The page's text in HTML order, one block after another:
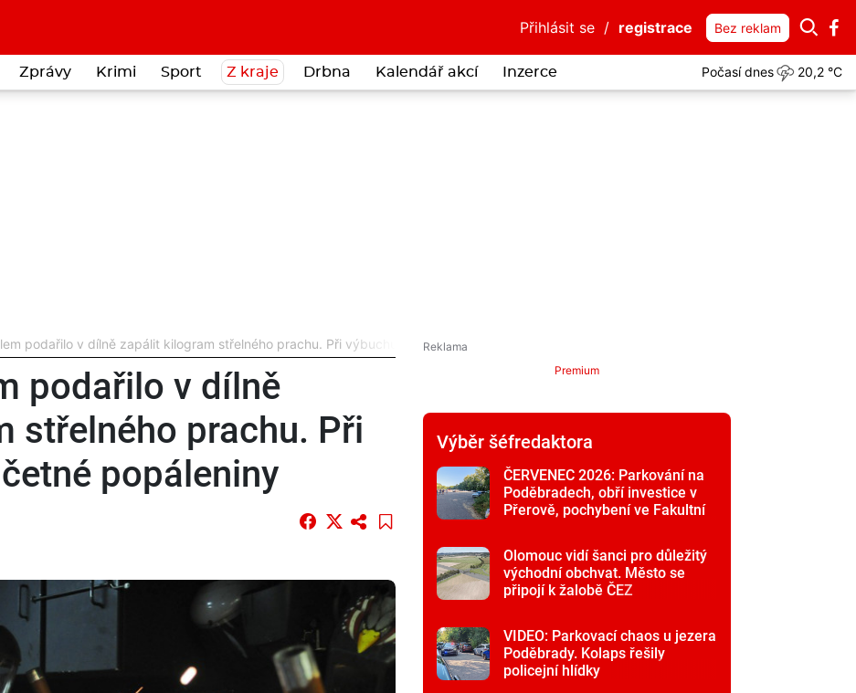
Přihlásit se / registrace Bez reklam
Zprávy Krimi Sport Z kraje Drbna Kalendář akcí Inzerce Počasí dnes 20,2 °C
podařilo v dílně zapálit kilogram střelného prachu. Při výbuchu utrpěl četné popáleniny
podařilo v dílně
střelného prachu. Při
popáleniny
Premium
Výběr šéfredaktora
ČERVENEC 2026: Parkování na
Poděbradech, obří investice v
Přerově, pochybení ve Fakultní
Olomouc vidí šanci pro důležitý
východní obchvat. Město se
připojí k žalobě ČEZ
VIDEO: Parkovací chaos u jezera
Poděbrady. Kolaps řešily
policejní hlídky